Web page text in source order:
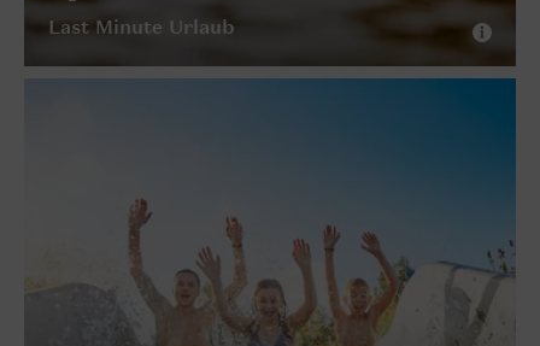
Last Minute Urlaub